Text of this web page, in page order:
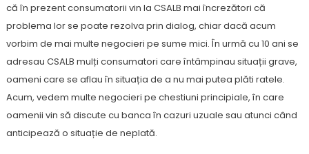
că în prezent consumatorii vin la CSALB mai încrezători că
problema lor se poate rezolva prin dialog, chiar dacă acum
vorbim de mai multe negocieri pe sume mici. În urmă cu 10 ani se
adresau CSALB mulți consumatori care întâmpinau situații grave,
oameni care se aflau în situația de a nu mai putea plăti ratele.
Acum, vedem multe negocieri pe chestiuni principiale, în care
oamenii vin să discute cu banca în cazuri uzuale sau atunci când
anticipează o situație de neplată.